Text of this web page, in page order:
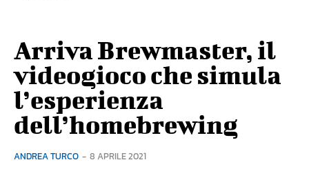
Arriva Brewmaster, il
videogioco che simula
l’esperienza
dell’homebrewing
ANDREA TURCO - 8 APRILE 2021